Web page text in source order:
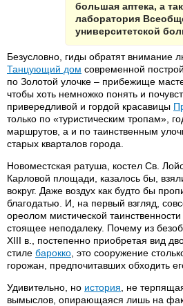
большая аптека, а
лаборатория
университетской
Безусловно, гиды обратят внимание
Танцующий дом современной
по Золотой улочке – прибежище
чтобы хоть немножко понять и
привередливой и гордой красавицы
только по «туристическим тропам»,
маршрутов, а и по таинственным
старых кварталов города.
Новоместская ратуша, костел Св.
Карловой площади, казалось бы,
вокруг. Даже воздух как будто бы
благодатью. И, на первый взгляд,
ореолом мистической таинственности
стоящее неподалеку. Почему из
XIII в., постепенно приобретая вид
стиле барокко , это сооружение
горожан, предпочитавших обходить
Удивительно, но история , не
вымыслов, опирающаяся лишь на